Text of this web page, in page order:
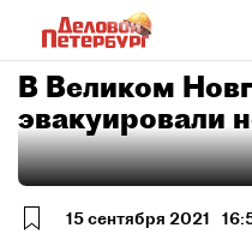
В Великом
эвакуировали
15 сентября 2021